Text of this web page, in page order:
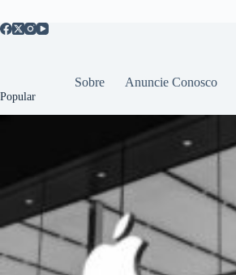
Sobre Anuncie Conosco
Popular